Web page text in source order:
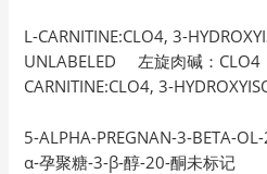
L-CARNITINE:CLO4, 3-
UNLABELED 左旋肉碱：
CARNITINE:CLO4, 3-
5-ALPHA-PREGNAN-3-BETA-
α-孕聚糖-3-β-醇-20-酮未标记